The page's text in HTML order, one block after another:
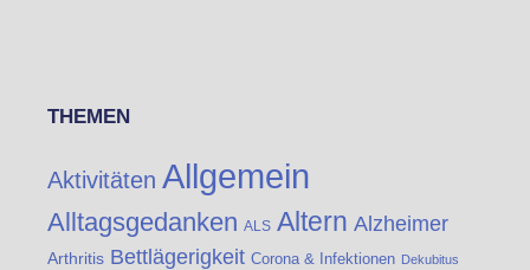
THEMEN
Aktivitäten Allgemein
Alltagsgedanken ALS Altern Alzheimer
Arthritis Bettlägerigkeit Corona & Infektionen Dekubitus